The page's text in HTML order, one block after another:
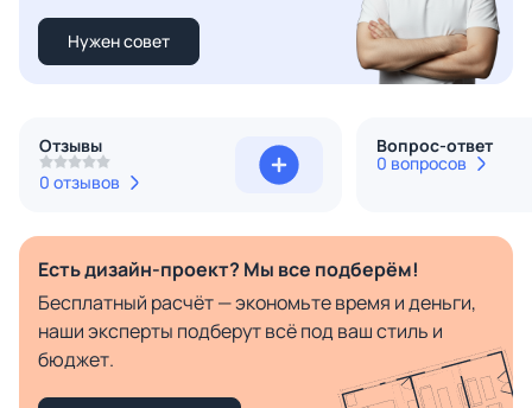
Нужен совет
Отзывы
0 отзывов
Вопрос-ответ
0 вопросов
Есть дизайн-проект? Мы все подберём!
Бесплатный расчёт — экономьте время и деньги,
наши эксперты подберут всё под ваш стиль и
бюджет.